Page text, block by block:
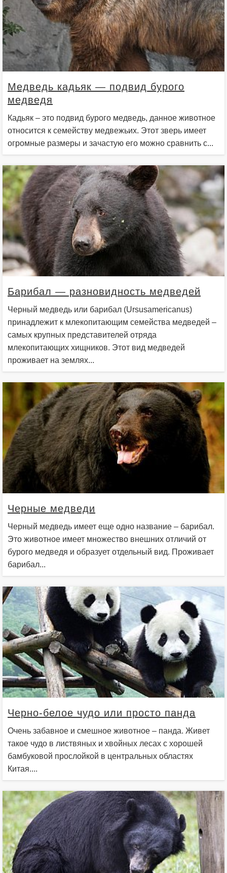
Медведь кадьяк — подвид бурого
медведя
Кадьяк – это подвид бурого медведь, данное животное
относится к семейству медвежьих. Этот зверь имеет
огромные размеры и зачастую его можно сравнить с...
Барибал — разновидность медведей
Черный медведь или барибал (Ursusamericanus)
принадлежит к млекопитающим семейства медведей –
самых крупных представителей отряда
млекопитающих хищников. Этот вид медведей
проживает на землях...
Черные медведи
Черный медведь имеет еще одно название – барибал.
Это животное имеет множество внешних отличий от
бурого медведя и образует отдельный вид. Проживает
барибал...
Черно-белое чудо или просто панда
Очень забавное и смешное животное – панда. Живет
такое чудо в листвяных и хвойных лесах с хорошей
бамбуковой прослойкой в центральных областях
Китая....